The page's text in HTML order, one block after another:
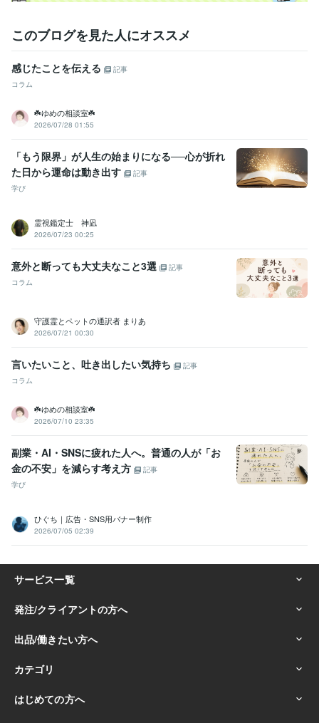
このブログを見た人にオススメ
感じたことを伝える
記事
コラム
☘️ゆめの相談室☘️
2026/07/28 01:55
「もう限界」が人生の始まりになる──心が折れ
た日から運命は動き出す
記事
学び
霊視鑑定士 神凪
2026/07/23 00:25
意外と断っても大丈夫なこと3選
記事
コラム
守護霊とペットの通訳者 まりあ
2026/07/21 00:30
言いたいこと、吐き出したい気持ち
記事
コラム
☘️ゆめの相談室☘️
2026/07/10 23:35
副業・AI・SNSに疲れた人へ。普通の人が「お
金の不安」を減らす考え方
記事
学び
ひぐち｜広告・SNS用バナー制作
2026/07/05 02:39